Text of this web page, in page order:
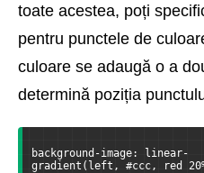
toate acestea, poți
pentru punctele de
culoare se adaugă o a
determină poziția
background-image: linear-
gradient(left, #ccc, red